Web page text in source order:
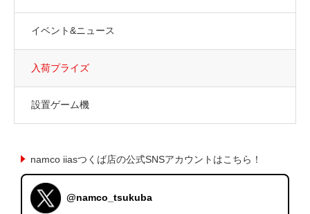
イベント&ニュース
入荷プライズ
設置ゲーム機
namco iiasつくば店の公式SNSアカウントはこちら！
@namco_tsukuba